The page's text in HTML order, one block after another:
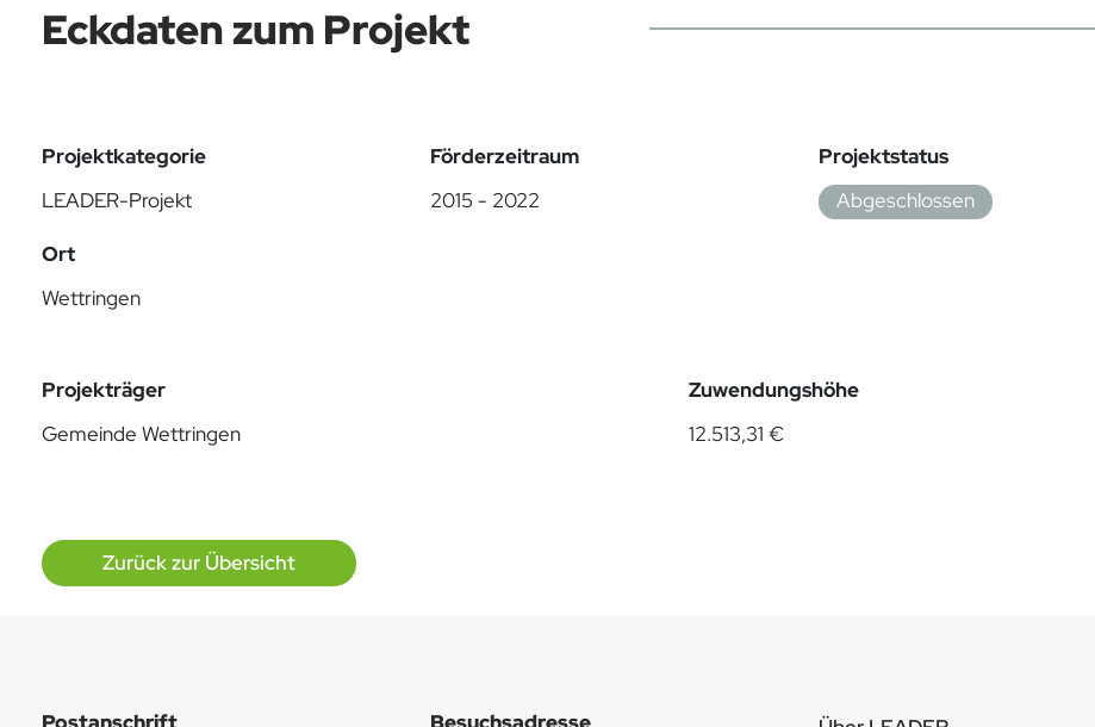
Eckdaten zum Projekt
Projektkategorie
LEADER-Projekt
Förderzeitraum
2015 - 2022
Projektstatus
Abgeschlossen
Ort
Wettringen
Projekträger
Gemeinde Wettringen
Zuwendungshöhe
12.513,31 €
Zurück zur Übersicht